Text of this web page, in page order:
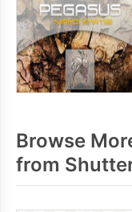
Browse
from